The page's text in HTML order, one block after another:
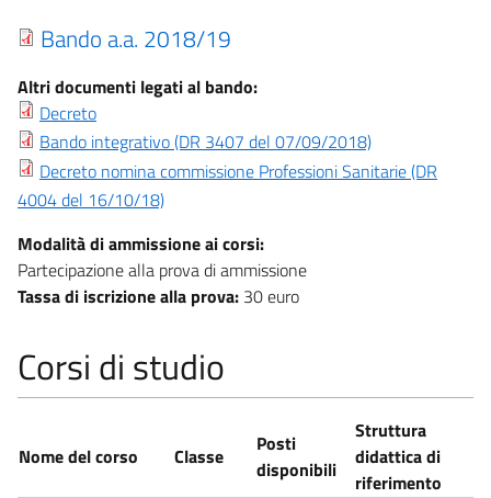
Bando a.a. 2018/19
Altri documenti legati al bando:
Decreto
Bando integrativo (DR 3407 del 07/09/2018)
Decreto nomina commissione Professioni Sanitarie (DR
4004 del 16/10/18)
Modalità di ammissione ai corsi:
Partecipazione alla prova di ammissione
Tassa di iscrizione alla prova: 30 euro
Corsi di studio
Nome del corso Classe
Posti
disponibili
Struttura
didattica di
riferimento